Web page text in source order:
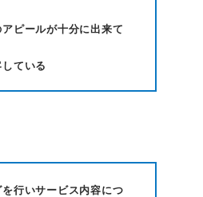
ピールが十分に出来て
ている
行いサービス内容につ